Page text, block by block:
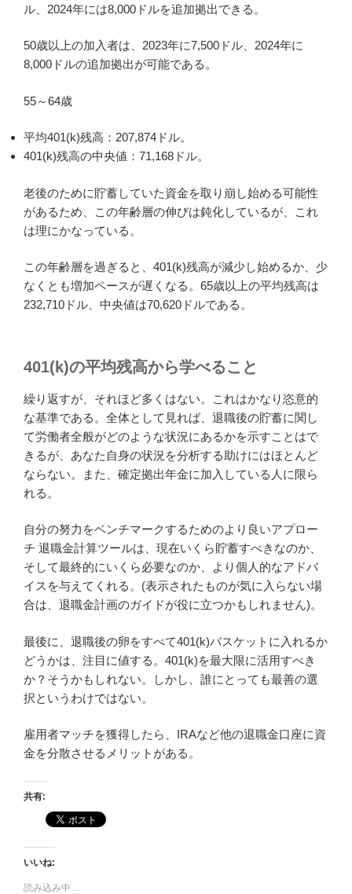
ル、2024年には8,000ドルを追加拠出できる。
50歳以上の加入者は、2023年に7,500ドル、2024年に
8,000ドルの追加拠出が可能である。
55～64歳
平均401(k)残高：207,874ドル。
401(k)残高の中央値：71,168ドル。
老後のために貯蓄していた資金を取り崩し始める可能性
があるため、この年齢層の伸びは鈍化しているが、これ
は理にかなっている。
この年齢層を過ぎると、401(k)残高が減少し始めるか、少
なくとも増加ペースが遅くなる。65歳以上の平均残高は
232,710ドル、中央値は70,620ドルである。
401(k)の平均残高から学べること
繰り返すが、それほど多くはない。これはかなり恣意的
な基準である。全体として見れば、退職後の貯蓄に関し
て労働者全般がどのような状況にあるかを示すことはで
きるが、あなた自身の状況を分析する助けにはほとんど
ならない。また、確定拠出年金に加入している人に限ら
れる。
自分の努力をベンチマークするためのより良いアプロー
チ 退職金計算ツールは、現在いくら貯蓄すべきなのか、
そして最終的にいくら必要なのか、より個人的なアドバ
イスを与えてくれる。(表示されたものが気に入らない場
合は、退職金計画のガイドが役に立つかもしれません)。
最後に、退職後の卵をすべて401(k)バスケットに入れるか
どうかは、注目に値する。401(k)を最大限に活用すべき
か？そうかもしれない。しかし、誰にとっても最善の選
択というわけではない。
雇用者マッチを獲得したら、IRAなど他の退職金口座に資
金を分散させるメリットがある。
共有:
いいね:
読み込み中…